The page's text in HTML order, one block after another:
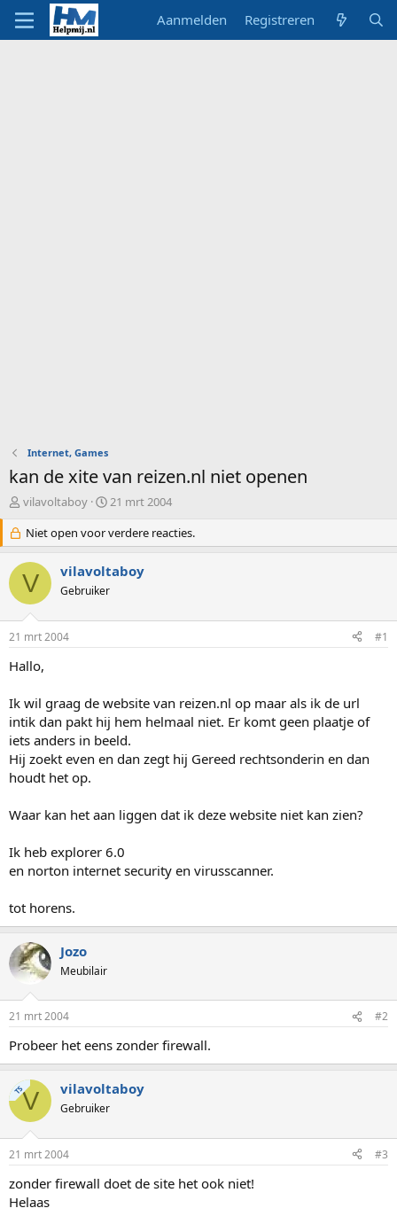
Aanmelden Registreren
Internet, Games
kan de xite van reizen.nl niet openen
O
d
e
r
w
s
t
a
t
e
r
vilavoltaboy
S
a
r
d
m
21 mrt 2004
Niet open voor verdere reacties.
V vilavoltaboy
Gebruiker
21 mrt 2004 #1
Hallo,
Ik wil graag de website van reizen.nl op maar als ik de url
intik dan pakt hij hem helmaal niet. Er komt geen plaatje of
iets anders in beeld.
Hij zoekt even en dan zegt hij Gereed rechtsonderin en dan
houdt het op.
Waar kan het aan liggen dat ik deze website niet kan zien?
Ik heb explorer 6.0
en norton internet security en virusscanner.
tot horens.
Jozo
Meubilair
21 mrt 2004 #2
Probeer het eens zonder firewall.
TSV vilavoltaboy
Gebruiker
21 mrt 2004 #3
zonder firewall doet de site het ook niet!
Helaas